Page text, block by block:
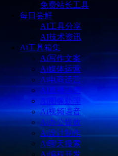
免费站长工具
每日尝鲜
AI工具分享
AI技术资讯
Ai工具箱集
Ai写作文案
Ai媒体运营
Ai电商运营
AI直播运营
Ai图像处理
Ai视频语音
Ai办公提效
Ai设计制作
Ai聊天搜索
Ai编程开发